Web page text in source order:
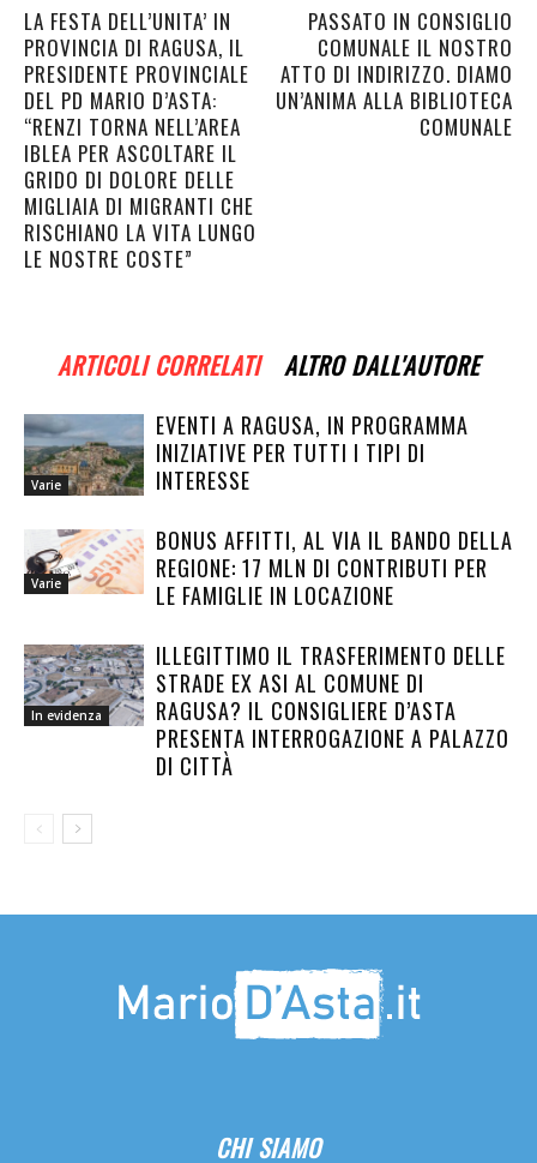
LA FESTA DELL’UNITA’ IN
PROVINCIA DI RAGUSA, IL
PRESIDENTE PROVINCIALE
DEL PD MARIO D’ASTA:
“RENZI TORNA NELL’AREA
IBLEA PER ASCOLTARE IL
GRIDO DI DOLORE DELLE
MIGLIAIA DI MIGRANTI CHE
RISCHIANO LA VITA LUNGO
LE NOSTRE COSTE”
PASSATO IN CONSIGLIO
COMUNALE IL NOSTRO
ATTO DI INDIRIZZO. DIAMO
UN’ANIMA ALLA BIBLIOTECA
COMUNALE
ARTICOLI CORRELATI ALTRO DALL'AUTORE
Varie
EVENTI A RAGUSA, IN PROGRAMMA
INIZIATIVE PER TUTTI I TIPI DI
INTERESSE
Varie
BONUS AFFITTI, AL VIA IL BANDO DELLA
REGIONE: 17 MLN DI CONTRIBUTI PER
LE FAMIGLIE IN LOCAZIONE
In evidenza
ILLEGITTIMO IL TRASFERIMENTO DELLE
STRADE EX ASI AL COMUNE DI
RAGUSA? IL CONSIGLIERE D’ASTA
PRESENTA INTERROGAZIONE A PALAZZO
DI CITTÀ
CHI SIAMO